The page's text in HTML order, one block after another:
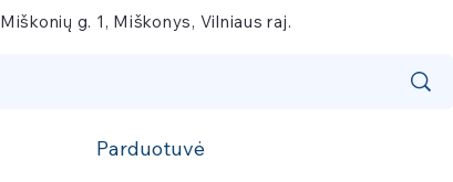
Parduotuvė
Miškonių g. 1, Miškonys, Vilniaus raj.